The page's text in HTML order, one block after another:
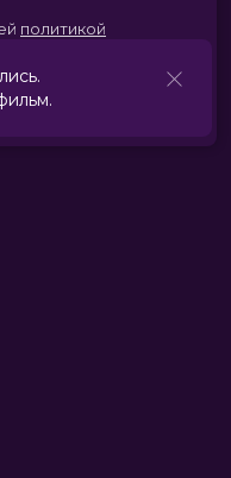
политикой